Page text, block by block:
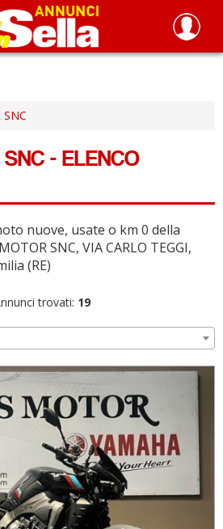
SNC
- ELENCO
nuove, usate o km 0 della
SNC, VIA CARLO TEGGI,
(RE)
trovati: 19